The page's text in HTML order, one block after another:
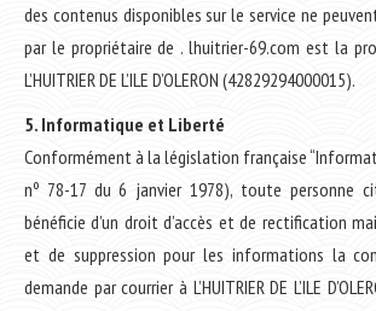
des contenus disponibles sur le service ne
par le propriétaire de . lhuitrier-69.com est la
L’HUITRIER DE L’ILE D’OLERON (42829294000015).
5. Informatique et Liberté
Conformément à la législation française
nº 78-17 du 6 janvier 1978), toute personne
bénéficie d’un droit d’accès et de rectification
et de suppression pour les informations la
demande par courrier à L’HUITRIER DE L’ILE